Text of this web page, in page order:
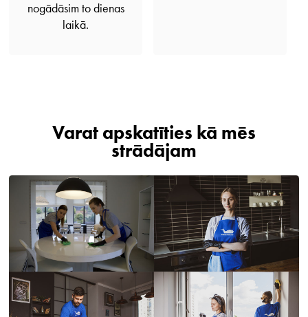
nogādāsim to dienas
laikā.
Varat apskatīties kā mēs
strādājam